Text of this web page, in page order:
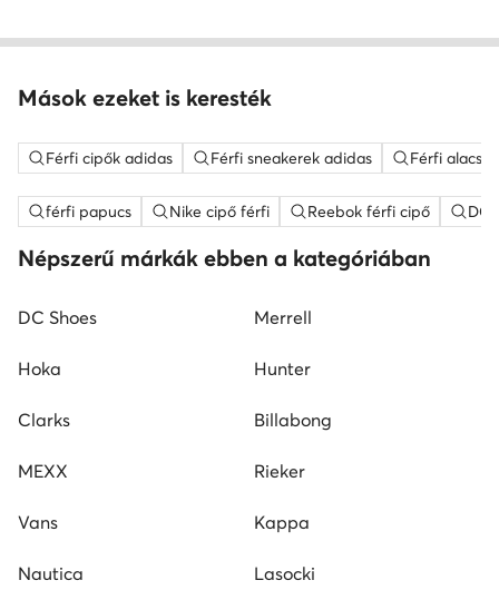
Mások ezeket is keresték
Férfi cipők adidas Férfi sneakerek adidas Férfi
férfi papucs Nike cipő férfi Reebok férfi cipő DC
Népszerű márkák ebben a kategóriában
DC Shoes Merrell
Hoka Hunter
Clarks Billabong
MEXX Rieker
Vans Kappa
Nautica Lasocki